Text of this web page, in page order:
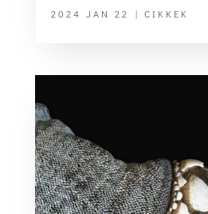
2024 JAN 22 | CIKKEK